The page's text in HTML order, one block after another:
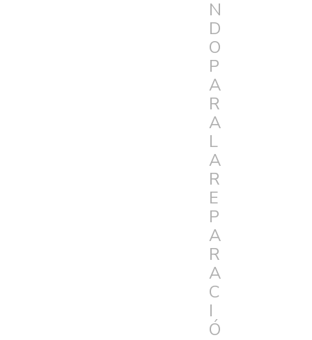
N
D
O
P
A
R
A
L
A
R
E
P
A
R
A
C
I
Ó